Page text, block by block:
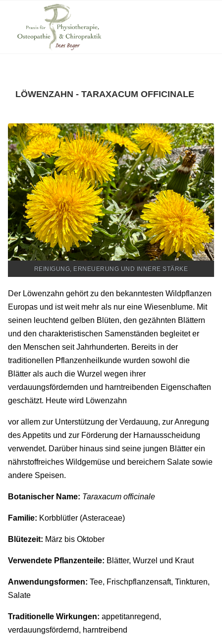
LÖWENZAHN - TARAXACUM OFFICINALE
REINIGUNG, ERNEUERUNG UND INNERE STÄRKE
Der Löwenzahn gehört zu den bekanntesten Wildpflanzen
Europas und ist weit mehr als nur eine Wiesenblume. Mit
seinen leuchtend gelben Blüten, den gezähnten Blättern
und den charakteristischen Samenständen begleitet er
den Menschen seit Jahrhunderten. Bereits in der
traditionellen Pflanzenheilkunde wurden sowohl die
Blätter als auch die Wurzel wegen ihrer
verdauungsfördernden und harntreibenden Eigenschaften
geschätzt. Heute wird Löwenzahn
vor allem zur Unterstützung der Verdauung, zur Anregung
des Appetits und zur Förderung der Harnausscheidung
verwendet. Darüber hinaus sind seine jungen Blätter ein
nährstoffreiches Wildgemüse und bereichern Salate sowie
andere Speisen.
Botanischer Name: Taraxacum officinale
Familie: Korbblütler (Asteraceae)
Blütezeit: März bis Oktober
Verwendete Pflanzenteile: Blätter, Wurzel und Kraut
Anwendungsformen: Tee, Frischpflanzensaft, Tinkturen,
Salate
Traditionelle Wirkungen: appetitanregend,
verdauungsfördernd, harntreibend